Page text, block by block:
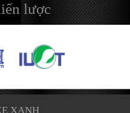
lược
XANH